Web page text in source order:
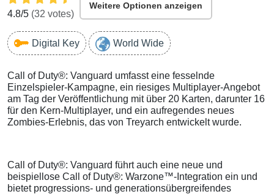
4.8/5 (32 votes)
Weitere Optionen anzeigen
Digital Key World Wide
Call of Duty®: Vanguard umfasst eine fesselnde
Einzelspieler-Kampagne, ein riesiges Multiplayer-Angebot
am Tag der Veröffentlichung mit über 20 Karten, darunter 16
für den Kern-Multiplayer, und ein aufregendes neues
Zombies-Erlebnis, das von Treyarch entwickelt wurde.
Call of Duty®: Vanguard führt auch eine neue und
beispiellose Call of Duty®: Warzone™-Integration ein und
bietet progressions- und generationsübergreifendes